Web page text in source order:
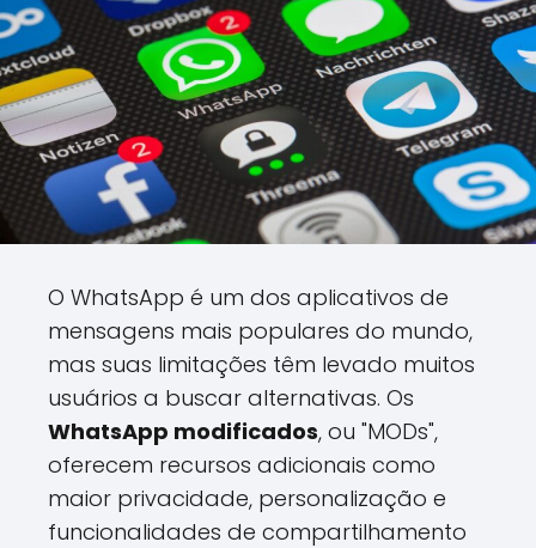
O WhatsApp é um dos aplicativos de
mensagens mais populares do mundo,
mas suas limitações têm levado muitos
usuários a buscar alternativas. Os
WhatsApp modificados, ou "MODs",
oferecem recursos adicionais como
maior privacidade, personalização e
funcionalidades de compartilhamento